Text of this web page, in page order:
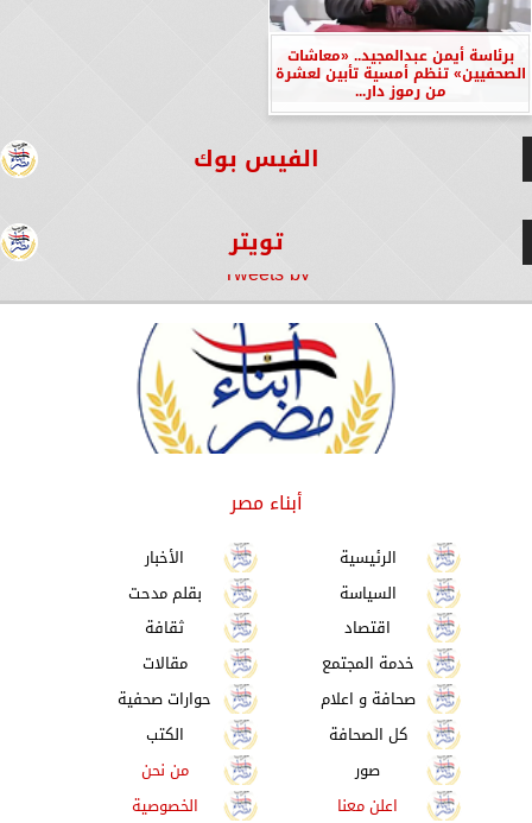
برئاسة أيمن عبدالمجيد.. «معاشات
الصحفيين» تنظم أمسية تأبين لعشرة
من رموز دار...
الفيس بوك
تويتر
Tweets by
أبناء مصر
الرئيسية
الأخبار
السياسة
بقلم مدحت
اقتصاد
ثقافة
خدمة المجتمع
مقالات
صحافة و اعلام
حوارات صحفية
كل الصحافة
الكتب
صور
من نحن
اعلن معنا
الخصوصية